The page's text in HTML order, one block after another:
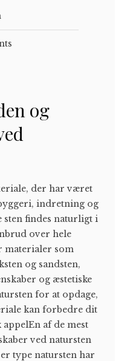
og
der har været
indretning og
sten findes naturligt i
over hele
materialer som
og sandsten,
og æstetiske
for at opdage,
kan forbedre dit
af de mest
ved natursten
type natursten har